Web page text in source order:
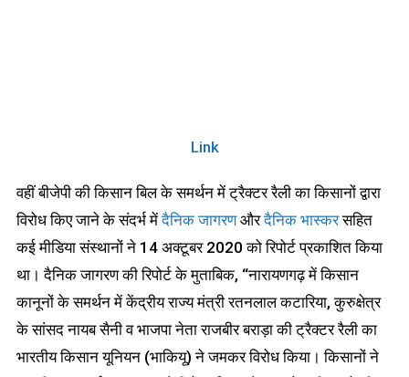
Link
वहीं बीजेपी की किसान बिल के समर्थन में ट्रैक्टर रैली का किसानों द्वारा
विरोध किए जाने के संदर्भ मेंदैनिक जागरणऔरदैनिक भास्करसहित
कई मीडिया संस्थानों ने 14 अक्टूबर 2020 को रिपोर्ट प्रकाशित किया
था। दैनिक जागरण की रिपोर्ट के मुताबिक, “नारायणगढ़ में किसान
कानूनों के समर्थन में केंद्रीय राज्य मंत्री रतनलाल कटारिया, कुरुक्षेत्र
के सांसद नायब सैनी व भाजपा नेता राजबीर बराड़ा की ट्रैक्टर रैली का
भारतीय किसान यूनियन (भाकियू) ने जमकर विरोध किया। किसानों ने